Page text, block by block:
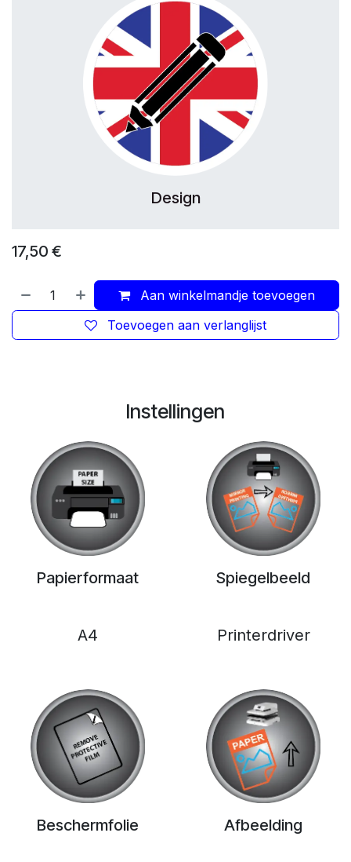
Design
17,50 €
Aan winkelmandje toevoegen
Toevoegen aan verlanglijst
Instellingen
Papierformaat
A4
Spiegelbeeld
Printerdriver
Beschermfolie Afbeelding